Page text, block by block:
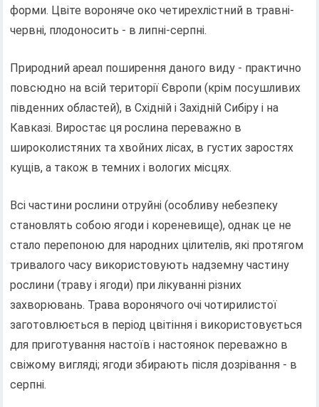
форми. Цвіте вороняче око четирехлістний в травні-
червні, плодоносить - в липні-серпні.
Природний ареал поширення даного виду - практично
повсюдно на всій території Європи (крім посушливих
південних областей), в Східній і Західній Сибіру і на
Кавказі. Виростає ця рослина переважно в
широколистяних та хвойних лісах, в густих заростях
кущів, а також в темних і вологих місцях.
Всі частини рослини отруйні (особливу небезпеку
становлять собою ягоди і кореневище), однак це не
стало перепоною для народних цілителів, які протягом
тривалого часу використовують надземну частину
рослини (траву і ягоди) при лікуванні різних
захворювань. Трава воронячого очі чотирилистої
заготовлюється в період цвітіння і використовується
для приготування настоїв і настоянок переважно в
свіжому вигляді; ягоди збирають після дозрівання - в
серпні.